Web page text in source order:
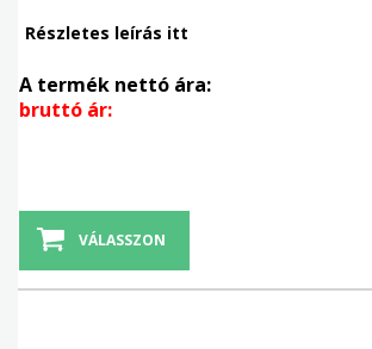
Részletes leírás itt
A termék nettó ára:
bruttó ár:
VÁLASSZON